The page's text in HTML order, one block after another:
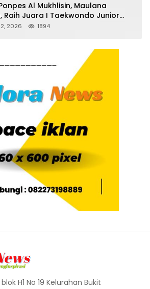
Al Mukhlisin, Maulana
Raih Juara I Taekwondo Junior
Riau National Championship 2026
2026 1894
H1 No 19 Kelurahan Bukit